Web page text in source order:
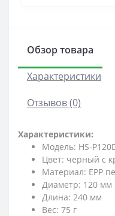
Обзор товара
Характеристики
Отзывов (0)
Характеристики:
Модель: HS-
Цвет: черный с
Материал: EPP
Диаметр: 120 мм
Длина: 240 мм
Вес: 75 г